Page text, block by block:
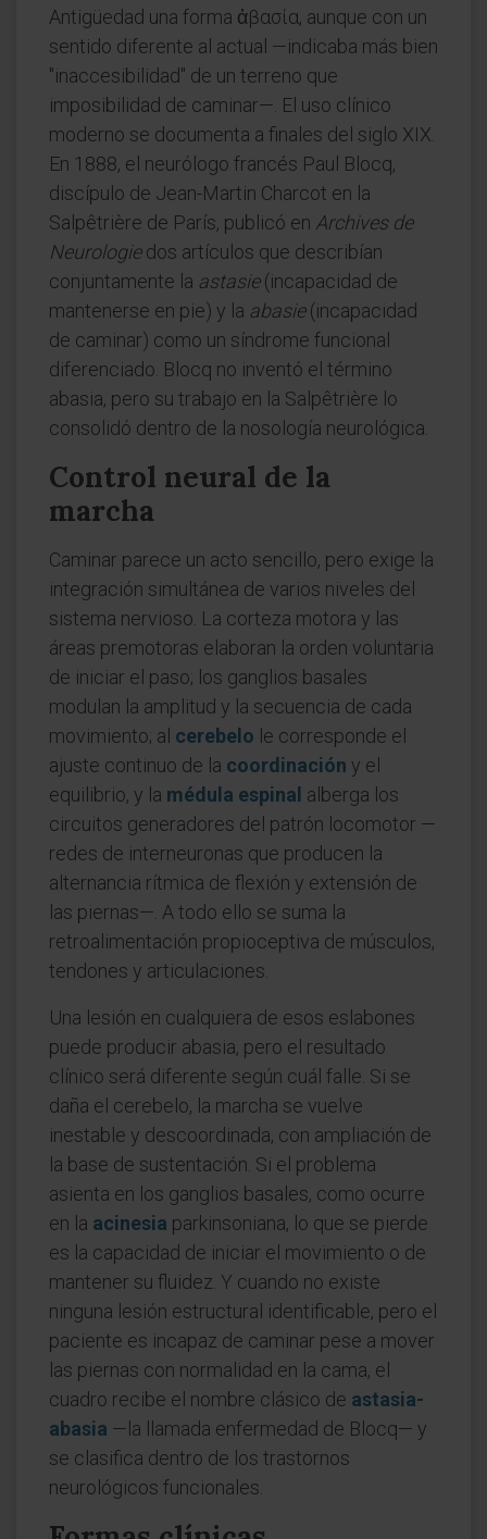
Antigüedad una forma ἀβασία, aunque con un
sentido diferente al actual —indicaba más bien
"inaccesibilidad" de un terreno que
imposibilidad de caminar—. El uso clínico
moderno se documenta a finales del siglo XIX.
En 1888, el neurólogo francés Paul Blocq,
discípulo de Jean-Martin Charcot en la
Salpêtrière de París, publicó en Archives de
Neurologiedos artículos que describían
conjuntamente la astasie(incapacidad de
mantenerse en pie) y la abasie(incapacidad
de caminar) como un síndrome funcional
diferenciado. Blocq no inventó el término
abasia, pero su trabajo en la Salpêtrière lo
consolidó dentro de la nosología neurológica.
Control neural de la
marcha
Caminar parece un acto sencillo, pero exige la
integración simultánea de varios niveles del
sistema nervioso. La corteza motora y las
áreas premotoras elaboran la orden voluntaria
de iniciar el paso; los ganglios basales
modulan la amplitud y la secuencia de cada
movimiento; al cerebelo le corresponde el
ajuste continuo de la coordinación y el
equilibrio, y la médula espinal alberga los
circuitos generadores del patrón locomotor —
redes de interneuronas que producen la
alternancia rítmica de flexión y extensión de
las piernas—. A todo ello se suma la
retroalimentación propioceptiva de músculos,
tendones y articulaciones.
Una lesión en cualquiera de esos eslabones
puede producir abasia, pero el resultado
clínico será diferente según cuál falle. Si se
daña el cerebelo, la marcha se vuelve
inestable y descoordinada, con ampliación de
la base de sustentación. Si el problema
asienta en los ganglios basales, como ocurre
en la acinesia parkinsoniana, lo que se pierde
es la capacidad de iniciar el movimiento o de
mantener su fluidez. Y cuando no existe
ninguna lesión estructural identificable, pero el
paciente es incapaz de caminar pese a mover
las piernas con normalidad en la cama, el
cuadro recibe el nombre clásico de astasia-
abasia —la llamada enfermedad de Blocq— y
se clasifica dentro de los trastornos
neurológicos funcionales.